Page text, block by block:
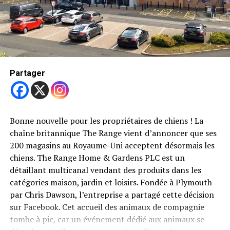
Partager
Trending
Devenu multi millionnaire
grâce au cartoon Paw
Patrol
Ces pratiques sont également liées à des services non
réglementés comme les cliniques de fertilité canine, qui
s’est vanté sur les réseaux sociaux de ses créations,
partageant des photos d’un chiot nommé « M. Pokadot
», décrit comme le « premier et unique pokadot en
velours bigrope au monde ».
Des accusations graves et une enquête en cours
La BBC a mené une enquête sur les pratiques
d’Hemming en janvier 2023, révélant que l’éleveur avait
Partager
Bonne nouvelle pour les propriétaires de chiens ! La
chaîne britannique The Range vient d’annoncer que ses
200 magasins au Royaume-Uni acceptent désormais les
chiens. The Range Home & Gardens PLC est un
détaillant multicanal vendant des produits dans les
catégories maison, jardin et loisirs. Fondée à Plymouth
par Chris Dawson, l’entreprise a partagé cette décision
sur Facebook. Cet accueil des animaux de compagnie
tombe à pic, car un événement dédié aux animaux se